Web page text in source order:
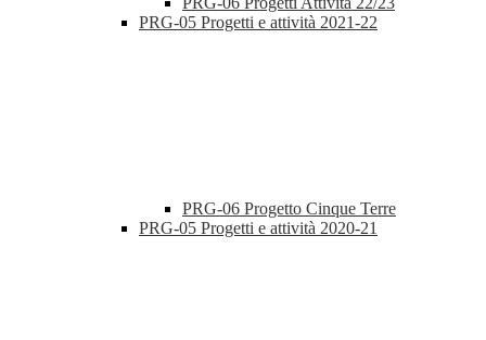
PRG-05 Progetti e attività 2021-22
PRG-06 Progetto Cinque Terre
PRG-05 Progetti e attività 2020-21